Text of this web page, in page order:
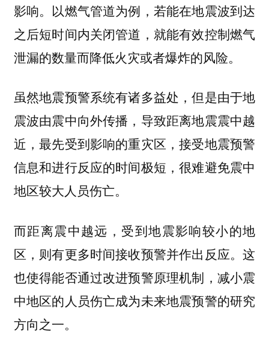
影响。以燃气管道为例，若能在地震波到达
之后短时间内关闭管道，就能有效控制燃气
泄漏的数量而降低火灾或者爆炸的风险。
虽然地震预警系统有诸多益处，但是由于地
震波由震中向外传播，导致距离地震震中越
近，最先受到影响的重灾区，接受地震预警
信息和进行反应的时间极短，很难避免震中
地区较大人员伤亡。
而距离震中越远，受到地震影响较小的地
区，则有更多时间接收预警并作出反应。这
也使得能否通过改进预警原理机制，减小震
中地区的人员伤亡成为未来地震预警的研究
方向之一。